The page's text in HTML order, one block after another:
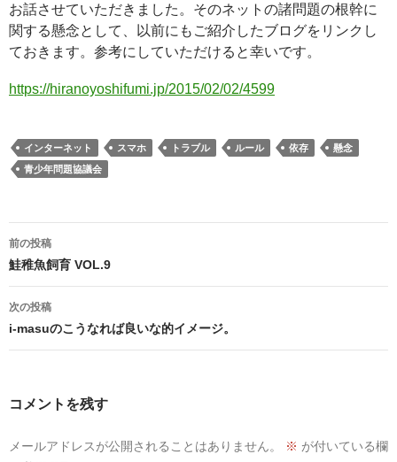
お話させていただきました。そのネットの諸問題の根幹に
関する懸念として、以前にもご紹介したブログをリンクし
ておきます。参考にしていただけると幸いです。
https://hiranoyoshifumi.jp/2015/02/02/4599
インターネット スマホ トラブル ルール 依存
懸念
青少年問題協議会
稿
ビ
ゲ
ー
ョ
前の投稿
鮭稚魚飼育 VOL.9
次の投稿
i-masuのこうなれば良いな的イメージ。
コメントを残す
メールアドレスが公開されることはありません。 ※ が付いている欄